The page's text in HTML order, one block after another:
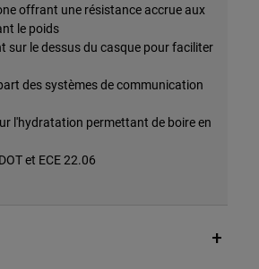
offrant une résistance accrue aux
le poids
sur le dessus du casque pour faciliter
des systèmes de communication
l'hydratation permettant de boire en
et ECE 22.06